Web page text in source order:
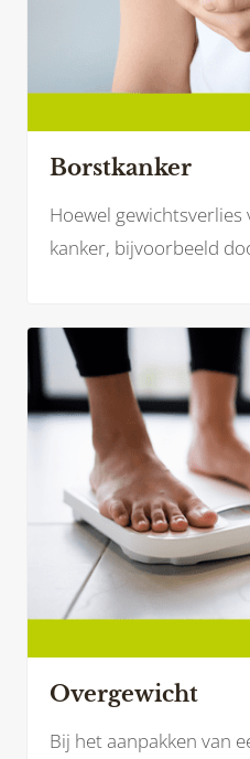
Borstkanker
Hoewel
kanker, bijvoorbeeld
medicatie – juist
Overgewicht
Bij het aanpakken van